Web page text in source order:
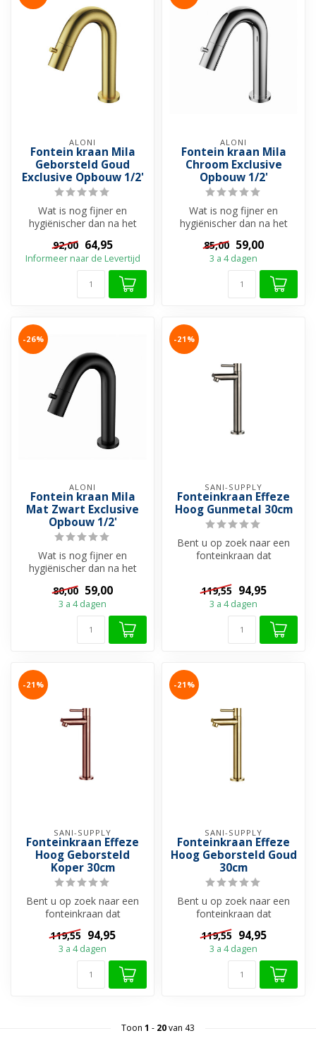
ALONI
Fontein kraan Mila
Geborsteld Goud
Exclusive Opbouw 1/2'
Wat is nog fijner en
hygiënischer dan na het
handen kan w...
92,00 64,95
Informeer naar de Levertijd
ALONI
Fontein kraan Mila
Chroom Exclusive
Opbouw 1/2'
Wat is nog fijner en
hygiënischer dan na het
handen kan w...
85,00 59,00
3 a 4 dagen
-26%
ALONI
Fontein kraan Mila
Mat Zwart Exclusive
Opbouw 1/2'
Wat is nog fijner en
hygiënischer dan na het
handen kan w...
80,00 59,00
3 a 4 dagen
-21%
SANI-SUPPLY
Fonteinkraan Effeze
Hoog Gunmetal 30cm
Bent u op zoek naar een
fonteinkraan dat
bij elke ...
119,55 94,95
3 a 4 dagen
-21%
SANI-SUPPLY
Fonteinkraan Effeze
Hoog Geborsteld
Koper 30cm
Bent u op zoek naar een
fonteinkraan dat
minimalistisch en strak is en
bij elke ...
119,55 94,95
3 a 4 dagen
-21%
SANI-SUPPLY
Fonteinkraan Effeze
Hoog Geborsteld Goud
30cm
Bent u op zoek naar een
fonteinkraan dat
minimalistisch en strak is en
bij elke ...
119,55 94,95
3 a 4 dagen
Toon 1 - 20van 43